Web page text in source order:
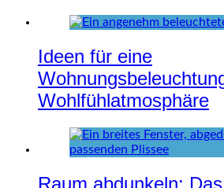
Ideen für eine
Wohlfühlatmosphäre
Raum abdunkeln: